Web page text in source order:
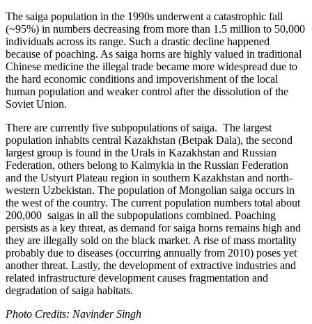
The saiga population in the 1990s underwent a catastrophic fall
(~95%) in numbers decreasing from more than 1.5 million to 50,000
individuals across its range. Such a drastic decline happened
because of poaching. As saiga horns are highly valued in traditional
Chinese medicine the illegal trade became more widespread due to
the hard economic conditions and impoverishment of the local
human population and weaker control after the dissolution of the
Soviet Union.
There are currently five subpopulations of saiga. The largest
population inhabits central Kazakhstan (Betpak Dala), the second
largest group is found in the Urals in Kazakhstan and Russian
Federation, others belong to Kalmykia in the Russian Federation
and the Ustyurt Plateau region in southern Kazakhstan and north-
western Uzbekistan. The population of Mongolian saiga occurs in
the west of the country. The current population numbers total about
200,000 saigas in all the subpopulations combined. Poaching
persists as a key threat, as demand for saiga horns remains high and
they are illegally sold on the black market. A rise of mass mortality
probably due to diseases (occurring annually from 2010) poses yet
another threat. Lastly, the development of extractive industries and
related infrastructure development causes fragmentation and
degradation of saiga habitats.
Photo Credits: Navinder Singh